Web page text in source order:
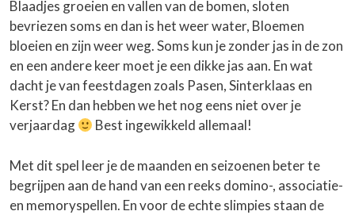
Blaadjes groeien en vallen van de bomen, sloten
bevriezen soms en dan is het weer water, Bloemen
bloeien en zijn weer weg. Soms kun je zonder jas in de zon
en een andere keer moet je een dikke jas aan. En wat
dacht je van feestdagen zoals Pasen, Sinterklaas en
Kerst? En dan hebben we het nog eens niet over je
verjaardag
Best ingewikkeld allemaal!
Met dit spel leer je de maanden en seizoenen beter te
begrijpen aan de hand van een reeks domino-, associatie-
en memoryspellen. En voor de echte slimpies staan de